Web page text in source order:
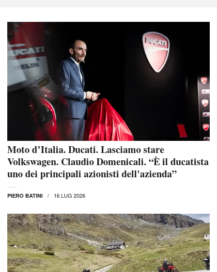
Moto d’Italia. Ducati. Lasciamo stare
Volkswagen. Claudio Domenicali. “È il ducatista
uno dei principali azionisti dell'azienda”
PIERO BATINI 16 LUG 2026